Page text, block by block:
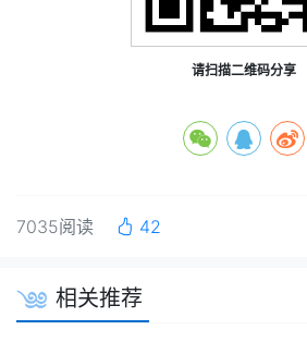
请扫描二维码分享
7035阅读 42
相关推荐